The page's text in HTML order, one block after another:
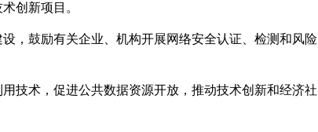
创新项目。
，鼓励有关企业、机构开展网络安全认证、检测和风险
技术，促进公共数据资源开放，推动技术创新和经济社